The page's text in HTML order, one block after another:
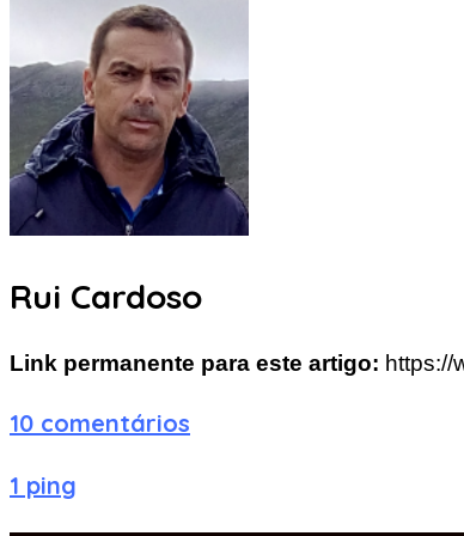
Rui Cardoso
Link permanente para este artigo: https://
10 comentários
1 ping